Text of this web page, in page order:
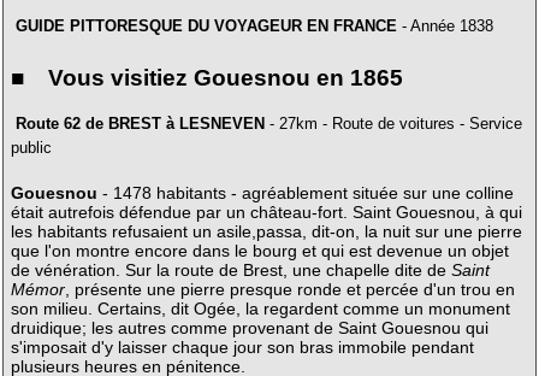
GUIDE PITTORESQUE DU VOYAGEUR EN FRANCE - Année 1838
■ Vous visitiez Gouesnou en 1865
Route 62 de BREST à LESNEVEN - 27km - Route de voitures - Service
public
Gouesnou - 1478 habitants - agréablement située sur une colline
était autrefois défendue par un château-fort. Saint Gouesnou, à qui
les habitants refusaient un asile,passa, dit-on, la nuit sur une pierre
que l'on montre encore dans le bourg et qui est devenue un objet
de vénération. Sur la route de Brest, une chapelle dite de Saint
Mémor, présente une pierre presque ronde et percée d'un trou en
son milieu. Certains, dit Ogée, la regardent comme un monument
druidique; les autres comme provenant de Saint Gouesnou qui
s'imposait d'y laisser chaque jour son bras immobile pendant
plusieurs heures en pénitence.